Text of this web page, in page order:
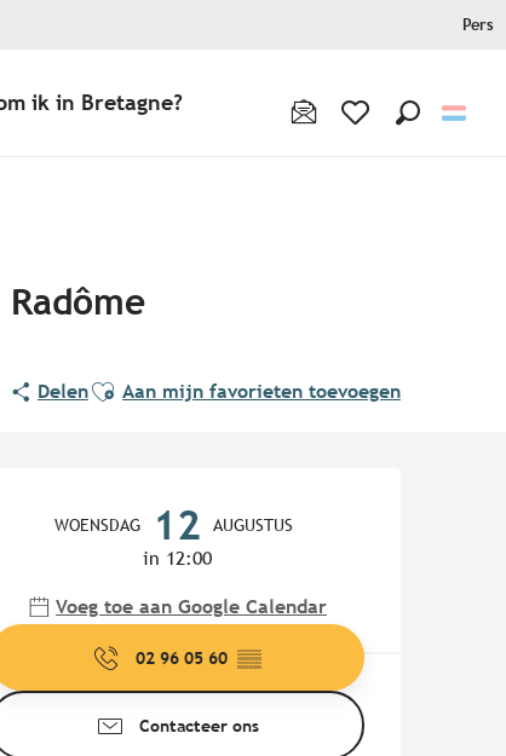
Pers
ik in Bretagne?
DelenAjouter aux favoris
Aan mijn favorieten toevoegen
WOENSDAG 12 AUGUSTUS
in 12:00
Voeg toe aan Google Calendar
02 96 05 60 ▒▒
Contacteer ons